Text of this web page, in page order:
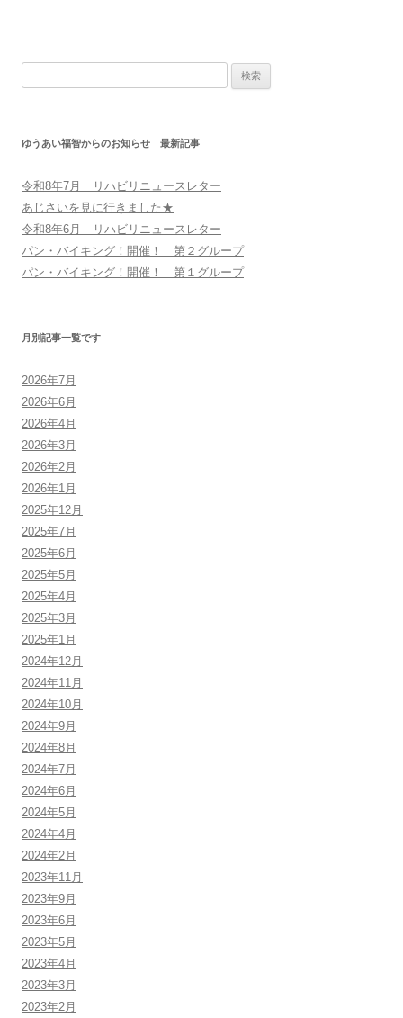
ゆうあい福智からのお知らせ 最新記事
令和8年7月 リハビリニュースレター
あじさいを見に行きました★
令和8年6月 リハビリニュースレター
パン・バイキング！開催！ 第２グループ
パン・バイキング！開催！ 第１グループ
月別記事一覧です
2026年7月
2026年6月
2026年4月
2026年3月
2026年2月
2026年1月
2025年12月
2025年7月
2025年6月
2025年5月
2025年4月
2025年3月
2025年1月
2024年12月
2024年11月
2024年10月
2024年9月
2024年8月
2024年7月
2024年6月
2024年5月
2024年4月
2024年2月
2023年11月
2023年9月
2023年6月
2023年5月
2023年4月
2023年3月
2023年2月